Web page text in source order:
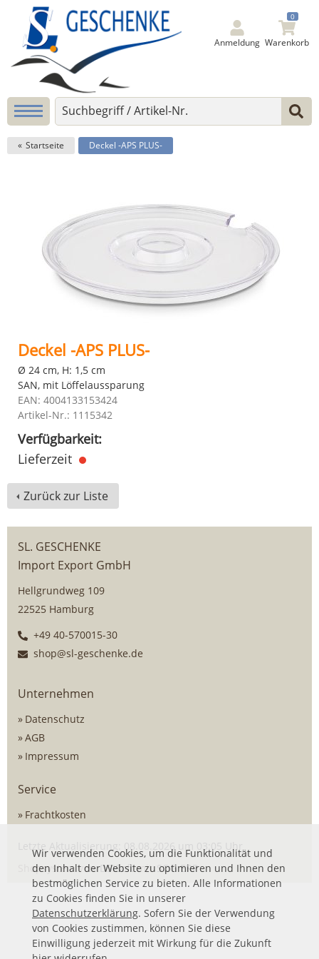
Anmeldung
0
Warenkorb
Startseite Deckel -APS PLUS-
Deckel -APS PLUS-
Ø 24 cm, H: 1,5 cm
SAN, mit Löffelaussparung
EAN: 4004133153424
Artikel-Nr.: 1115342
Verfügbarkeit:
Lieferzeit
Zurück zur Liste
SL. GESCHENKE
Import Export GmbH
Hellgrundweg 109
22525 Hamburg
+49 40-570015-30
shop@sl-geschenke.de
Unternehmen
Datenschutz
AGB
Impressum
Service
Frachtkosten
Letzte Aktualisierung: 08.08.2026 um 03:05 Uhr
Shopsystem vonDSISoftmit SOG ERP
Wir verwenden Cookies, um die Funktionalität und
den Inhalt der Website zu optimieren und Ihnen den
bestmöglichen Service zu bieten. Alle Informationen
zu Cookies finden Sie in unserer
Datenschutzerklärung. Sofern Sie der Verwendung
von Cookies zustimmen, können Sie diese
Einwilligung jederzeit mit Wirkung für die Zukunft